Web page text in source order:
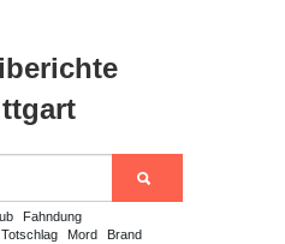
Fahndung
Totschlag Mord
Brand